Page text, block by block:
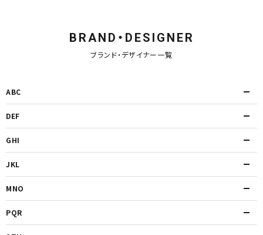
BRAND・DESIGNER
ブランド・デザイナー一覧
ABC
DEF
GHI
JKL
MNO
PQR